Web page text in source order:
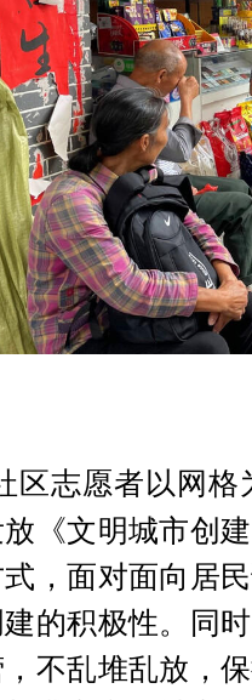
区志愿者以网格
《文明城市创建
，面对面向居
的积极性。同
不乱堆乱放，